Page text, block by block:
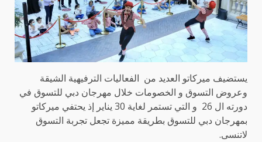
يستضيف ميركاتو العديد من الفعاليات الترفيهية الشيقة
وعروض التسوق و الخصومات خلال مهرجان دبي للتسوق في
دورته ال 26 و التي تستمر لغاية 30 يناير إذ يحتفي ميركاتو
بمهرجان دبي للتسوق بطريقة مميزة تجعل تجربة التسوق
لاتنسى.